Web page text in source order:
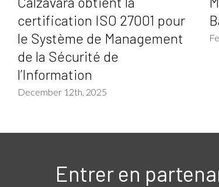
certification ISO 27001 pour
le Système de Management
de la Sécurité de
l’Information
December 12th, 2025
Entrer en